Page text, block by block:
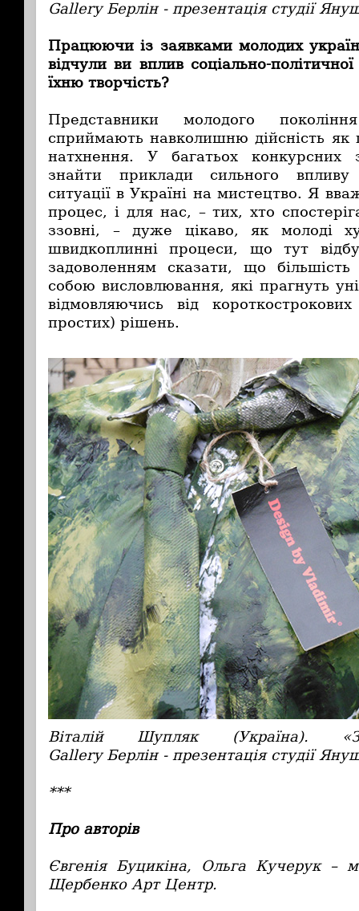
Gallery Берлін - презентація студії
Працюючи із заявками молодих
відчули ви вплив соціально-
їхню творчість?
Представники молодого
сприймають навколишню дійсність як
натхнення. У багатьох конкурсних
знайти приклади сильного впливу
ситуації в Україні на мистецтво. Я
процес, і для нас, – тих, хто
ззовні, – дуже цікаво, як молоді
швидкоплинні процеси, що тут
задоволенням сказати, що більшість
собою висловлювання, які прагнуть
відмовляючись від
простих) рішень.
Віталій Шупляк (Україна).
Gallery Берлін - презентація студії
***
Про авторів
Євгенія Буцикіна, Ольга Кучерук –
Щербенко Арт Центр.